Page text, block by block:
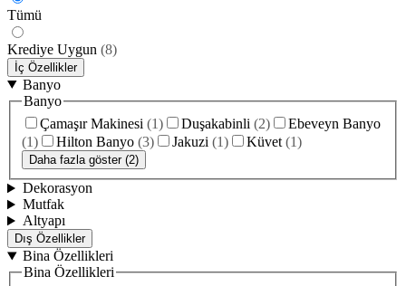
Tümü
Krediye Uygun (8)
İç Özellikler
Banyo
Banyo
Çamaşır Makinesi (1) Duşakabinli (2)
Ebeveyn Banyo
(1) Hilton Banyo (3) Jakuzi (1) Küvet (1)
Daha fazla göster (2)
Dekorasyon
Mutfak
Altyapı
Dış Özellikler
Bina Özellikleri
Bina Özellikleri